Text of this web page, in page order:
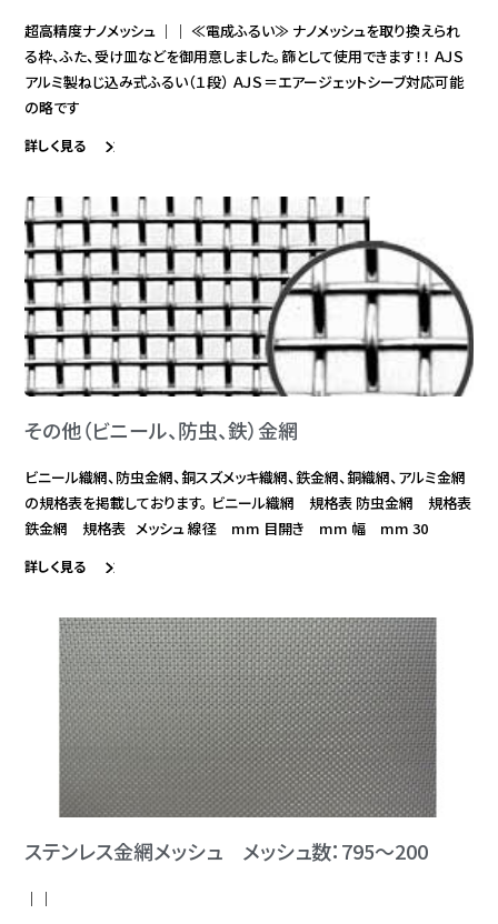
超高精度ナノメッシュ ｜｜ ≪電成ふるい≫ ナノメッシュを取り換えられ
る枠、ふた、受け皿などを御用意しました。篩として使用できます！！ ＡＪＳ
アルミ製ねじ込み式ふるい（１段） ＡＪＳ＝エアージェットシーブ対応可能
の略です
詳しく見る
その他（ビニール、防虫、鉄）金網
ビニール織網、防虫金網、銅スズメッキ織網、鉄金網、銅織網、アルミ金網
の規格表を掲載しております。 ビニール織網 規格表 防虫金網 規格表
鉄金網 規格表 メッシュ 線径 mm 目開き mm 幅 mm 30
詳しく見る
ステンレス金網メッシュ メッシュ数：795～200
｜｜